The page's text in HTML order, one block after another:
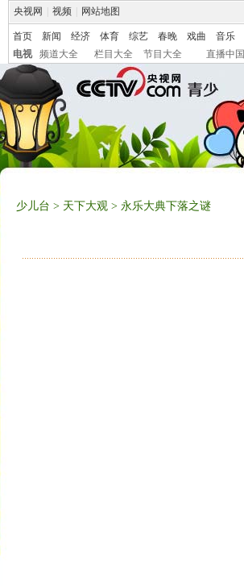
央视网 视频 网站地图
首页 新闻 经济 体育 综艺 春晚 戏曲 音乐
电视
频道大全 栏目大全 节目大全 直播中国
少儿台 > 天下大观 > 永乐大典下落之谜